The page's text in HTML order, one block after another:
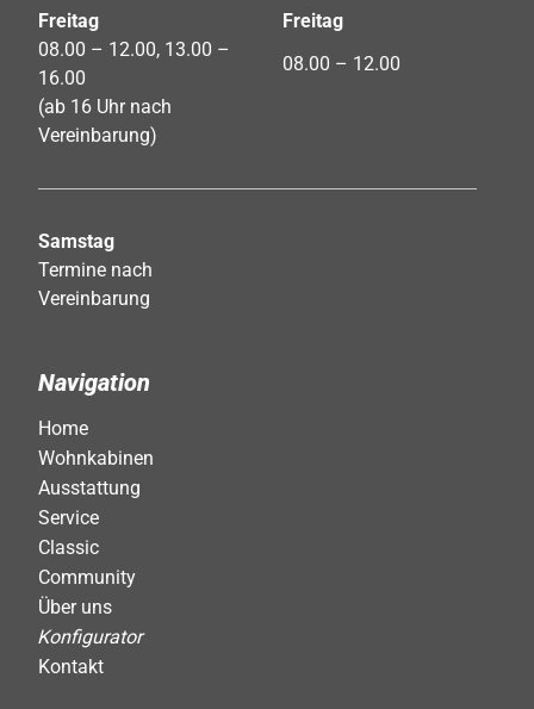
Freitag
Freitag
08.00 – 12.00, 13.00 –
16.00
08.00 – 12.00
(ab 16 Uhr nach
Vereinbarung)
Samstag
Termine nach
Vereinbarung
Navigation
Home
Wohnkabinen
Ausstattung
Service
Classic
Community
Über uns
Konfigurator
Kontakt